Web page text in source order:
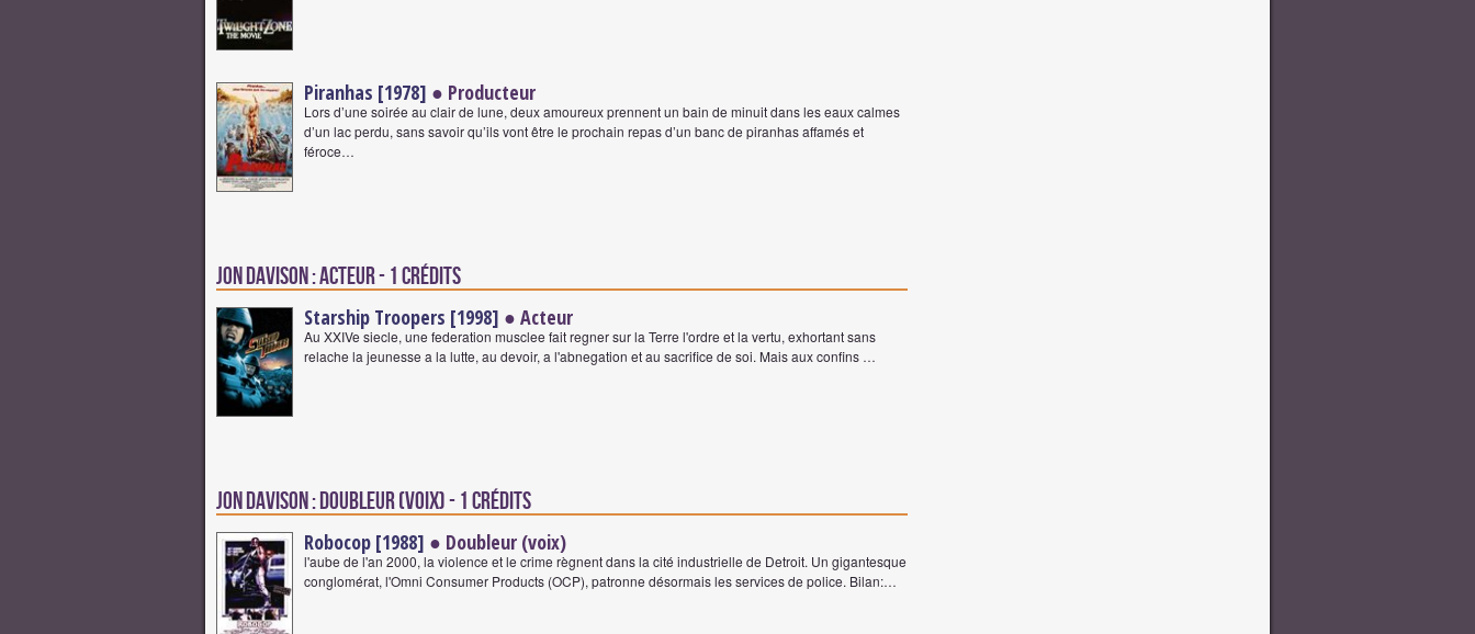
Piranhas [1978] ● Producteur
Lors d’une soirée au clair de lune, deux amoureux prennent un bain de minuit dans les eaux calmes
d’un lac perdu, sans savoir qu’ils vont être le prochain repas d’un banc de piranhas affamés et
féroce…
Jon Davison : Acteur - 1 crédits
Starship Troopers [1998] ● Acteur
Au XXIVe siecle, une federation musclee fait regner sur la Terre l'ordre et la vertu, exhortant sans
relache la jeunesse a la lutte, au devoir, a l'abnegation et au sacrifice de soi. Mais aux confins …
Jon Davison : Doubleur (voix) - 1 crédits
Robocop [1988] ● Doubleur (voix)
l'aube de l'an 2000, la violence et le crime règnent dans la cité industrielle de Detroit. Un gigantesque
conglomérat, l'Omni Consumer Products (OCP), patronne désormais les services de police. Bilan:…